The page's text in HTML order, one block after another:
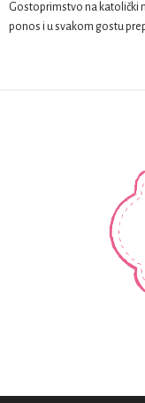
Gostoprimstvo na katolički
ponos i u svakom gostu